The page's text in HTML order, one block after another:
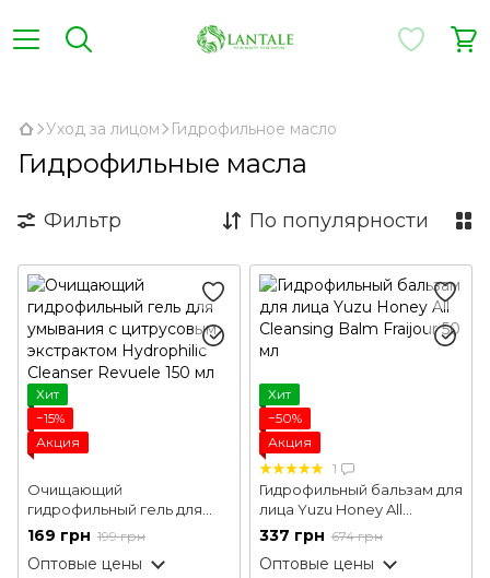
Уход за лицом Гидрофильное масло
Гидрофильные масла
Фильтр По популярности
Хит
−15%
Акция
Очищающий
гидрофильный гель для
умывания с цитрусовым
экстрактом Hydrophilic
Cleanser Revuele 150 мл
169 грн 199 грн
Оптовые цены
Хит
−50%
Акция
1
Гидрофильный бальзам для
лица Yuzu Honey All
Cleansing Balm Fraijour 50
337 грн 674 грн
Оптовые цены